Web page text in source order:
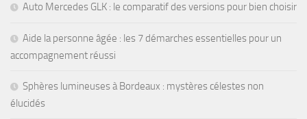
Auto Mercedes GLK : le comparatif des versions pour bien choisir
Aide la personne âgée : les 7 démarches essentielles pour un
accompagnement réussi
Sphères lumineuses à Bordeaux : mystères célestes non
élucidés